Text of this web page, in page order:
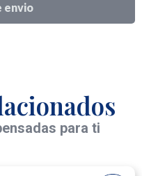
envio
para ti